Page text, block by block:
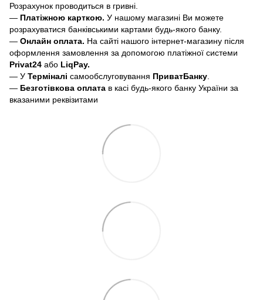
Розрахунок проводиться в гривні.
— Платіжною карткою. У нашому магазині Ви можете
розрахуватися банківськими картами будь-якого банку.
— Онлайн оплата. На сайті нашого інтернет-магазину після
оформлення замовлення за допомогою платіжної системи
Privat24 або LiqPay.
— У Терміналі самообслуговування ПриватБанку.
— Безготівкова оплата в касі будь-якого банку України за
вказаними реквізитами